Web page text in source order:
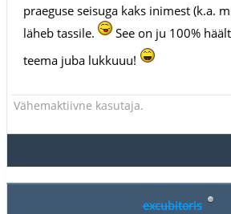
praeguse seisuga kaks inimest (k.a.
läheb tassile.
See on ju 100%
teema juba lukkuuu!
Vähemaktiivne kasutaja.
excubitoris